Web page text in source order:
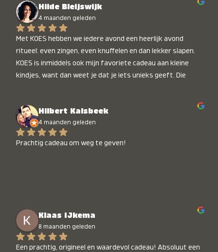
Hilde Bleijswijk
4 maanden geleden
Met KOES hebben we iedere avond een heerlijk avond
ritueel: even zingen, even knuffelen en dan lekker slapen.
KOES is inmiddels ook mijn favoriete cadeau aan kleine
kindjes, want dan weet je dat je iets unieks geeft. Die
Hilbert Kalsbeek
4 maanden geleden
Prachtig cadeau om weg te geven!
Klaas IJkema
8 maanden geleden
Een prachtig, origineel en waardevol cadeau! Absoluut een